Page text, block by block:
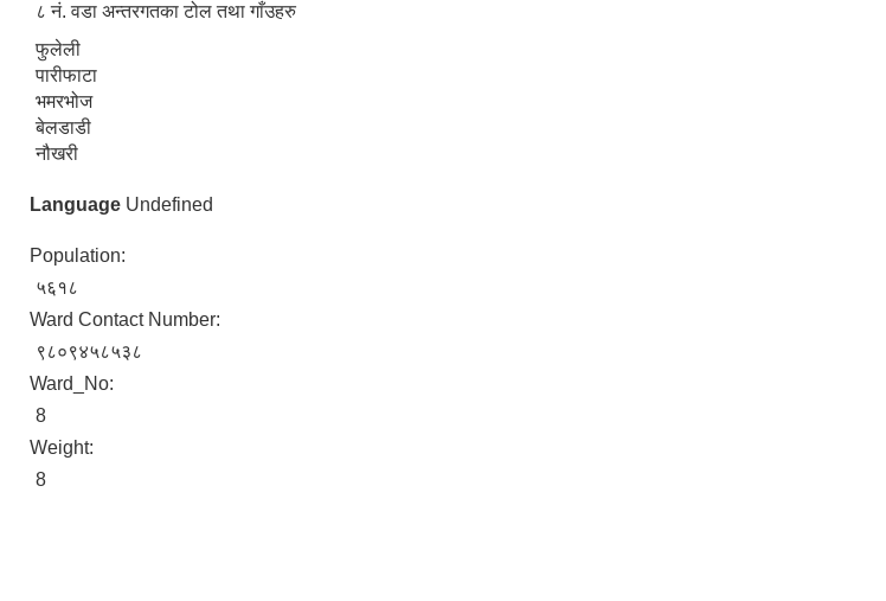
८ नं. वडा अन्तरगतका टोल तथा गाँउहरु
फुलेली
पारीफाटा
भमरभोज
बेलडाडी
नौखरी
Language Undefined
Population:
५६१८
Ward Contact Number:
९८०९४५८५३८
Ward_No:
8
Weight:
8